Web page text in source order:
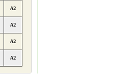
A2
A2
A2
A2